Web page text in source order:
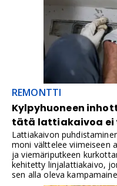
REMONTTI
Kylpyhuoneen
tätä lattiakaivoa ei
Lattiakaivon
moni välttelee viimeiseen
ja viemäriputkeen
kehitetty linjalattiakaivo,
sen alla oleva